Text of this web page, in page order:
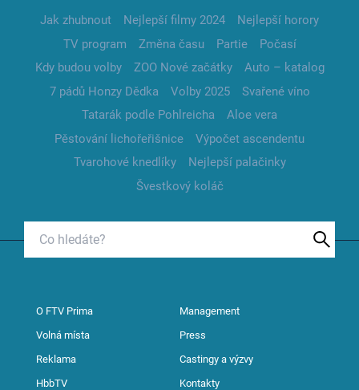
Jak zhubnout Nejlepší filmy 2024
Nejlepší horory
TV program
Změna času Partie
Počasí
Kdy budou volby
ZOO Nové začátky
Auto – katalog
7 pádů Honzy Dědka
Volby 2025
Svařené víno
Tatarák podle Pohlreicha
Aloe vera
Pěstování lichořeřišnice
Výpočet ascendentu
Tvarohové knedlíky
Nejlepší palačinky
Švestkový koláč
O FTV Prima Management
Volná místa Press
Reklama Castingy a výzvy
HbbTV Kontakty